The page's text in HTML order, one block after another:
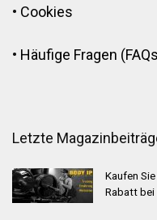
• Cookies
• Häufige Fragen
Letzte
Kaufen
Rabatt bei